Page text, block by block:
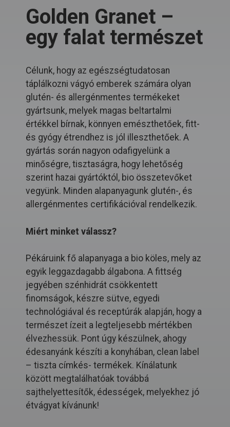
Golden Granet –
egy falat természet
Célunk, hogy az egészségtudatosan
táplálkozni vágyó emberek számára olyan
glutén- és allergénmentes termékeket
gyártsunk, melyek magas beltartalmi
értékkel bírnak, könnyen emészthetőek, fitt-
és gyógy étrendhez is jól illeszthetőek. A
gyártás során nagyon odafigyelünk a
minőségre, tisztaságra, hogy lehetőség
szerint hazai gyártóktól, bio összetevőket
vegyünk. Minden alapanyagunk glutén-, és
allergénmentes certifikációval rendelkezik.
Miért minket válassz?
Pékáruink fő alapanyaga a bio köles, mely az
egyik leggazdagabb álgabona. A fittség
jegyében szénhidrát csökkentett
finomságok, készre sütve, egyedi
technológiával és receptúrák alapján, hogy a
természet ízeit a legteljesebb mértékben
élvezhessük. Pont úgy készülnek, ahogy
édesanyánk készíti a konyhában, clean label
– tiszta címkés- termékek. Kínálatunk
között megtalálhatóak továbbá
sajthelyettesítők, édességek, melyekhez jó
étvágyat kívánunk!